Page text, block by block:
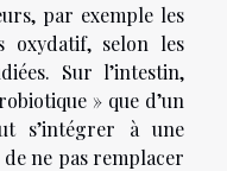
par exemple les
oxydatif, selon les
Sur l’intestin,
» que d’un
s’intégrer à une
ne pas remplacer